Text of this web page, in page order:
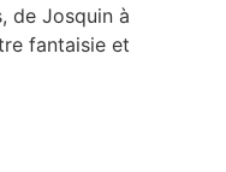
de Josquin à
fantaisie et